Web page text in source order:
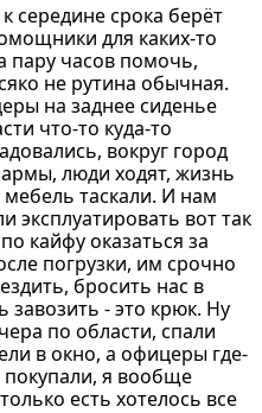
середине срока берёт
для каких-то
пару часов помочь,
не рутина обычная.
на заднее сиденье
что-то куда-то
вокруг город
люди ходят, жизнь
таскали. И нам
эксплуатировать вот так
кайфу оказаться за
погрузки, им срочно
бросить нас в
завозить - это крюк. Ну
по области, спали
в окно, а офицеры где-
покупали, я вообще
есть хотелось все